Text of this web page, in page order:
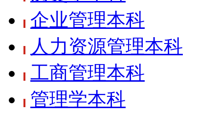
企业管理本科
人力资源管理本科
工商管理本科
管理学本科